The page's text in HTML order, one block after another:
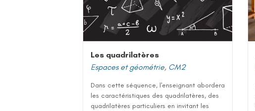
Les quadrilatères
Espaces et géométrie, CM2
Dans cette séquence, l'enseignant abordera
les caractéristiques des quadrilatères, des
quadrilatères particuliers en invitant les